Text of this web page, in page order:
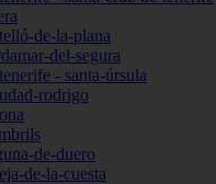
de-la-plana
del-segura
- santa-úrsula
rodrigo
de-duero
de-la-cuesta